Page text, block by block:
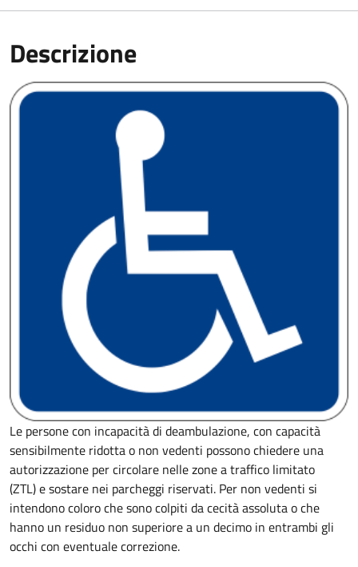
Descrizione
Le persone con incapacità di deambulazione, con capacità
sensibilmente ridotta o non vedenti possono chiedere una
autorizzazione per circolare nelle zone a traffico limitato
(ZTL) e sostare nei parcheggi riservati. Per non vedenti si
intendono coloro che sono colpiti da cecità assoluta o che
hanno un residuo non superiore a un decimo in entrambi gli
occhi con eventuale correzione.